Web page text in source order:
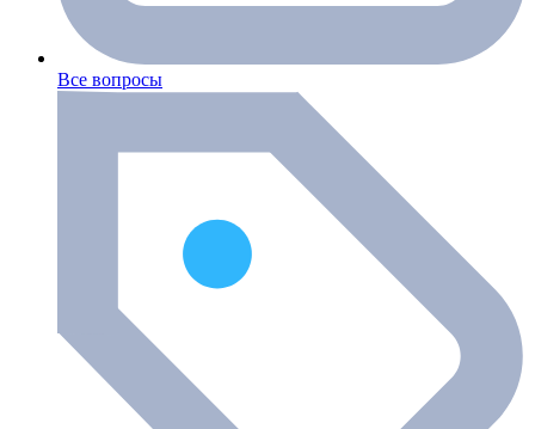
Все вопросы